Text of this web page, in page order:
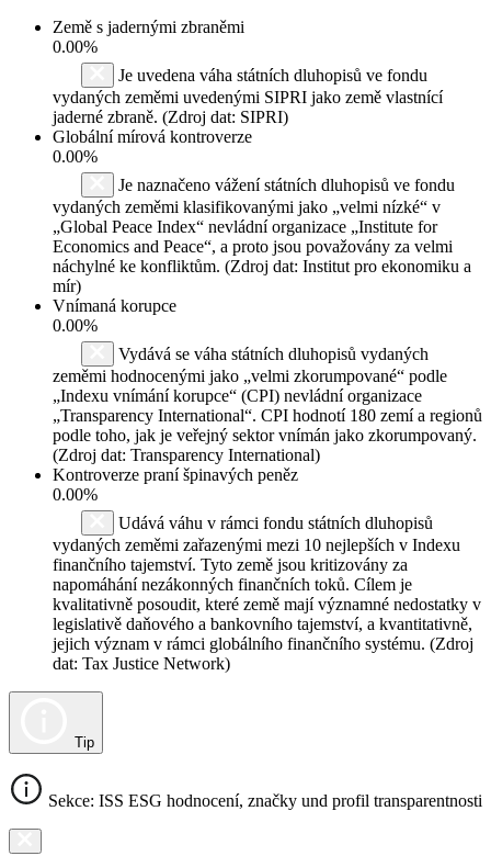
Země s jadernými zbraněmi
0.00%
Je uvedena váha státních dluhopisů ve fondu
vydaných zeměmi uvedenými SIPRI jako země vlastnící
jaderné zbraně. (Zdroj dat: SIPRI)
Globální mírová kontroverze
0.00%
Je naznačeno vážení státních dluhopisů ve fondu
vydaných zeměmi klasifikovanými jako „velmi nízké“ v
„Global Peace Index“ nevládní organizace „Institute for
Economics and Peace“, a proto jsou považovány za velmi
náchylné ke konfliktům. (Zdroj dat: Institut pro ekonomiku a
mír)
Vnímaná korupce
0.00%
Vydává se váha státních dluhopisů vydaných
zeměmi hodnocenými jako „velmi zkorumpované“ podle
„Indexu vnímání korupce“ (CPI) nevládní organizace
„Transparency International“. CPI hodnotí 180 zemí a regionů
podle toho, jak je veřejný sektor vnímán jako zkorumpovaný.
(Zdroj dat: Transparency International)
Kontroverze praní špinavých peněz
0.00%
Udává váhu v rámci fondu státních dluhopisů
vydaných zeměmi zařazenými mezi 10 nejlepších v Indexu
finančního tajemství. Tyto země jsou kritizovány za
napomáhání nezákonných finančních toků. Cílem je
kvalitativně posoudit, které země mají významné nedostatky v
legislativě daňového a bankovního tajemství, a kvantitativně,
jejich význam v rámci globálního finančního systému. (Zdroj
dat: Tax Justice Network)
Tip
Sekce: ISS ESG hodnocení, značky und profil transparentnosti